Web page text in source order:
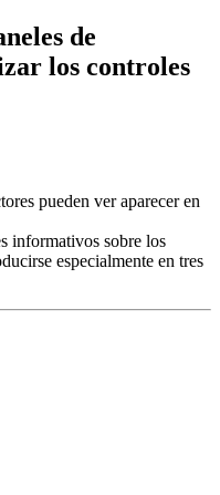
de
los controles
pueden ver aparecer en
informativos sobre los
especialmente en tres